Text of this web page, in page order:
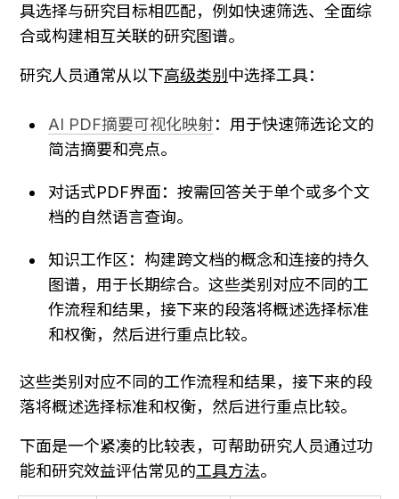
具选择与研究目标相匹配，例如快速筛选、全面综
合或构建相互关联的研究图谱。
研究人员通常从以下高级类别 中选择工具：
AI PDF摘要可视化映射：用于快速筛选论文的
简洁摘要和亮点。
对话式PDF界面：按需回答关于单个或多个文
档的自然语言查询。
知识工作区：构建跨文档的概念和连接的持久
图谱，用于长期综合。这些类别对应不同的工
作流程和结果，接下来的段落将概述选择标准
和权衡，然后进行重点比较。
这些类别对应不同的工作流程和结果，接下来的段
落将概述选择标准和权衡，然后进行重点比较。
下面是一个紧凑的比较表，可帮助研究人员通过功
能和研究效益评估常见的工具方法。